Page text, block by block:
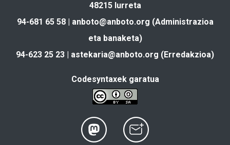
48215 Iurreta
94-681 65 58 | anboto@anboto.org (Administrazioa
eta banaketa)
94-623 25 23 | astekaria@anboto.org (Erredakzioa)
Codesyntaxek garatua